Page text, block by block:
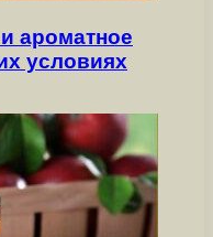
ароматное
условиях